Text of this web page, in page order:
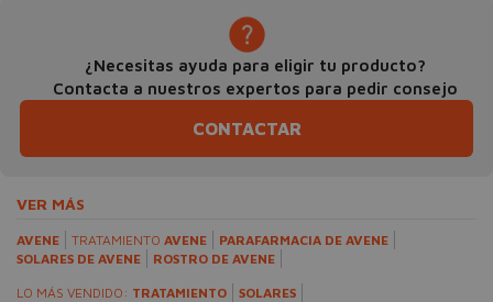
¿Necesitas ayuda para eligir tu producto?
Contacta a nuestros expertos para pedir consejo
CONTACTAR
VER MÁS
AVENE TRATAMIENTO AVENE
PARAFARMACIA DE AVENE
SOLARES DE AVENE
ROSTRO DE AVENE
LO MÁS VENDIDO: TRATAMIENTO
SOLARES